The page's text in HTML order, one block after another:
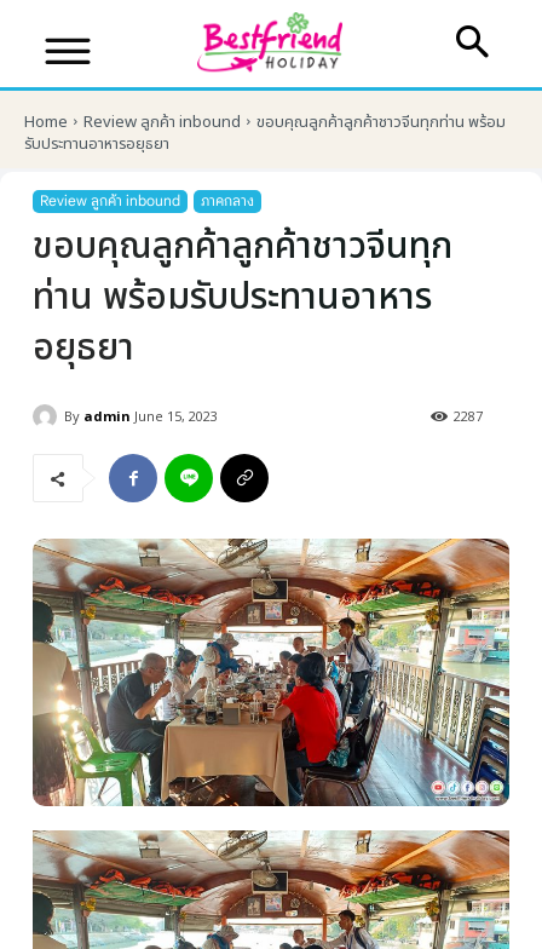
บริษัทเบสเฟรนด์ ฮอลิเดย์
เส้นทางที่ต้องการ
หน้าแรก
ทัวร์ต่างประเทศ
จัดกรุ๊ปต่างประเทศ
Home Review ลูกค้า inbound
ขอบคุณลูกค้าลูกค้าชาวจีนทุกท่าน พร้อม
รับประทานอาหารอยุธยา
Review ลูกค้า inbound ภาคกลาง
ขอบคุณลูกค้าลูกค้าชาวจีนทุก
ท่าน พร้อมรับประทานอาหาร
อยุธยา
By admin June 15, 2023 2287